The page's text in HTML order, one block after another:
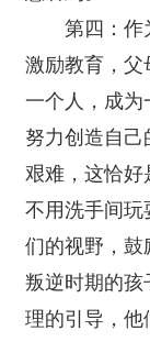
第四：作
激励教育，父
一个人，成为
努力创造自
艰难，这恰
不用洗手间
们的视野，鼓
叛逆时期的孩
理的引导，他